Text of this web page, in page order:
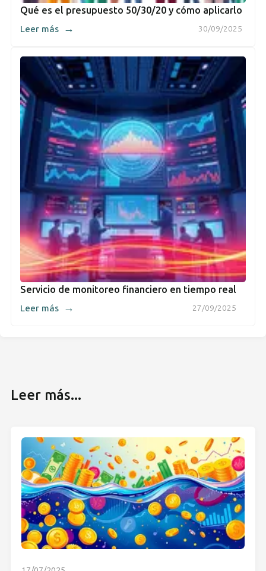
Qué es el presupuesto 50/30/20 y cómo aplicarlo
30/09/2025
Leer más →
Servicio de monitoreo financiero en tiempo real
27/09/2025
Leer más →
Leer más...